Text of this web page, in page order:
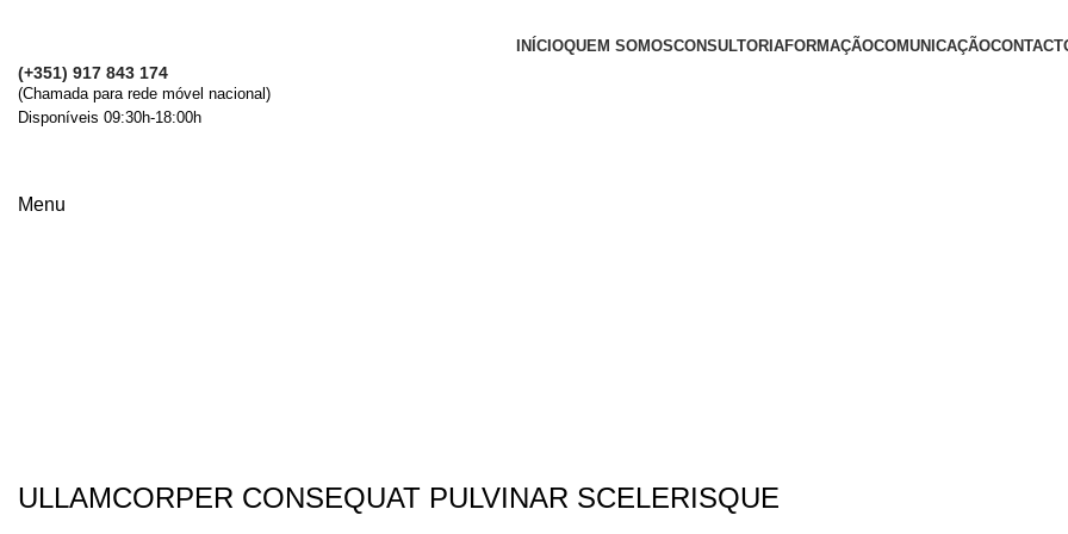
INÍCIOQUEM SOMOSCONSULTORIAFORMAÇÃOCOMUNICAÇÃO
(+351) 917 843 174
(Chamada para rede móvel nacional)
Disponíveis 09:30h-18:00h
Menu
ULLAMCORPER CONSEQUAT PULVINAR SCELERISQUE